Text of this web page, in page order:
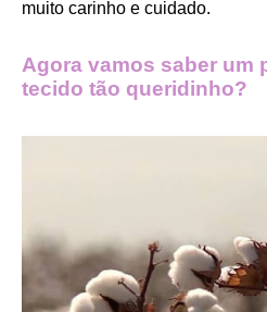
muito carinho e cuidado.
Agora vamos saber um
tecido tão queridinho?